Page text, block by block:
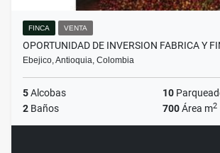
FINCA VENTA
OPORTUNIDAD DE INVERSION FABRICA Y
Ebejico, Antioquia, Colombia
5Alcobas 10
2 Baños 700Área m2